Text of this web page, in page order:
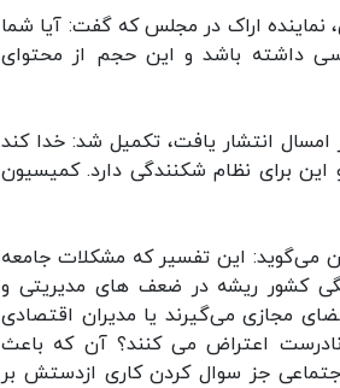
نماینده اراک در مجلس که گفت: آیا شما
داشته باشد و این حجم از محتوای
امسال انتشار یافت، تکمیل شد: خدا کند
این برای نظام شکنندگی دارد. کمیسیون
می‌گوید: این تفسیر که مشکلات جامعه
کشور ریشه در ضعف های مدیریتی و
مجازی می‌گیرند یا مدیران اقتصادی
اعتراض می کنند؟ آن که باعث
جز سوال کردن کاری ازدستش بر